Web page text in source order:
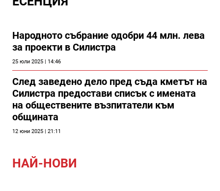
Народното събрание одобри 44 млн. лева
за проекти в Силистра
25 юли 2025 | 14:46
След заведено дело пред съда кметът на
Силистра предостави списък с имената
на обществените възпитатели към
общината
12 юни 2025 | 21:11
НАЙ-НОВИ